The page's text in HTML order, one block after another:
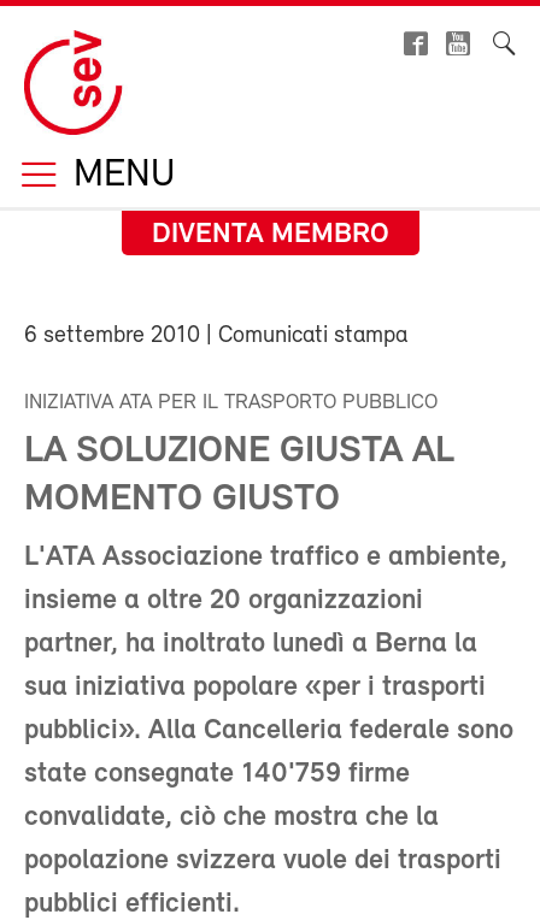
MENU
DIVENTA MEMBRO
6 settembre 2010 | Comunicati stampa
INIZIATIVA ATA PER IL TRASPORTO PUBBLICO
LA SOLUZIONE GIUSTA AL
MOMENTO GIUSTO
L'ATA Associazione traffico e ambiente,
insieme a oltre 20 organizzazioni
partner, ha inoltrato lunedì a Berna la
sua iniziativa popolare «per i trasporti
pubblici». Alla Cancelleria federale sono
state consegnate 140'759 firme
convalidate, ciò che mostra che la
popolazione svizzera vuole dei trasporti
pubblici efficienti.